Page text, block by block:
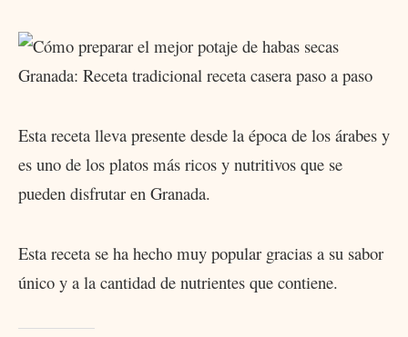
Esta receta lleva presente desde la época de los árabes y
es uno de los platos más ricos y nutritivos que se
pueden disfrutar en Granada.
Esta receta se ha hecho muy popular gracias a su sabor
único y a la cantidad de nutrientes que contiene.